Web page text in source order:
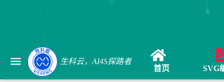
menu
生科云，AI4S探路者
首页
SVG